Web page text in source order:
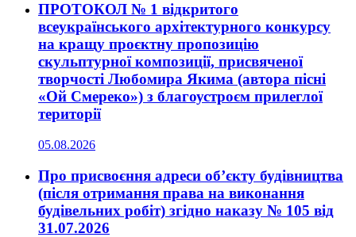
ПРОТОКОЛ № 1 відкритого
всеукраїнського архітектурного конкурсу
на кращу проєктну пропозицію
скульптурної композиції, присвяченої
творчості Любомира Якима (автора пісні
«Ой Смереко») з благоустроєм прилеглої
території
05.08.2026
Про присвоєння адреси об’єкту будівництва
(після отримання права на виконання
будівельних робіт) згідно наказу № 105 від
31.07.2026